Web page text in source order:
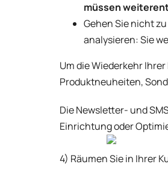
müssen
Gehen Sie nicht
analysieren: Sie
Um die Wiederkehr
Produktneuheiten,
DieNewsletter- und
Einrichtung oder
4) Räumen Sie in Ihrer